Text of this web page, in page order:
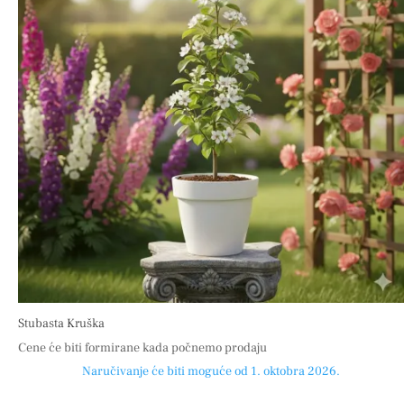
Stubasta Kruška
Cene će biti formirane kada počnemo prodaju
Naručivanje će biti moguće od 1. oktobra 2026.